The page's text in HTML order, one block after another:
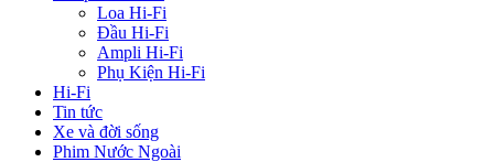
Loa Hi-Fi
Đầu Hi-Fi
Ampli Hi-Fi
Phụ Kiện Hi-Fi
Hi-Fi
Tin tức
Xe và đời sống
Phim Nước Ngoài